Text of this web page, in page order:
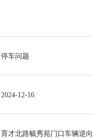
停车问题
2024-12-16
育才北路毓秀苑门口车辆逆